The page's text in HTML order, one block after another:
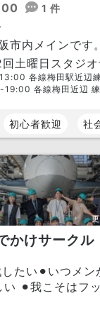
1 件
市内メインです。
土曜日スタジ
各線梅田駅近辺
19:00 各線梅田近辺
初心者歓迎 社
かけサークル
たい⚫︎いつメ
⚫︎我こそはフ